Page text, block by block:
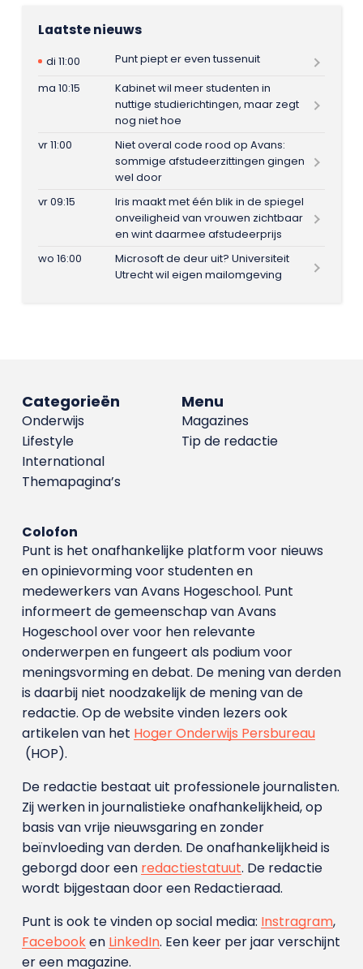
Laatste nieuws
di 11:00
Punt piept er even tussenuit
ma 10:15
Kabinet wil meer studenten in
nuttige studierichtingen, maar zegt
nog niet hoe
vr 11:00
Niet overal code rood op Avans:
sommige afstudeerzittingen gingen
wel door
vr 09:15
Iris maakt met één blik in de spiegel
onveiligheid van vrouwen zichtbaar
en wint daarmee afstudeerprijs
wo 16:00
Microsoft de deur uit? Universiteit
Utrecht wil eigen mailomgeving
Menu
Magazines
Tip de redactie
Categorieën
Onderwijs
Lifestyle
International
Themapagina’s
Colofon
Punt is het onafhankelijke platform voor nieuws
en opinievorming voor studenten en
medewerkers van Avans Hoge­school. Punt
informeert de gemeenschap van Avans
Hogeschool over voor hen relevante
onderwerpen en fungeert als podium voor
meningsvorming en debat. De mening van derden
is daarbij niet noodzakelijk de mening van de
redactie. Op de website vinden lezers ook
artikelen van het Hoger Onderwijs Persbureau
(HOP).
De redactie bestaat uit professionele journalisten.
Zij werken in journalistieke onafhankelijkheid, op
basis van vrije nieuwsgaring en zonder
beïnvloeding van derden. De onafhankelijkheid is
geborgd door een redactiestatuut. De redactie
wordt bijgestaan door een Redactieraad.
Punt is ook te vinden op social media: Instragram,
Facebooken LinkedIn. Een keer per jaar verschijnt
er een magazine.